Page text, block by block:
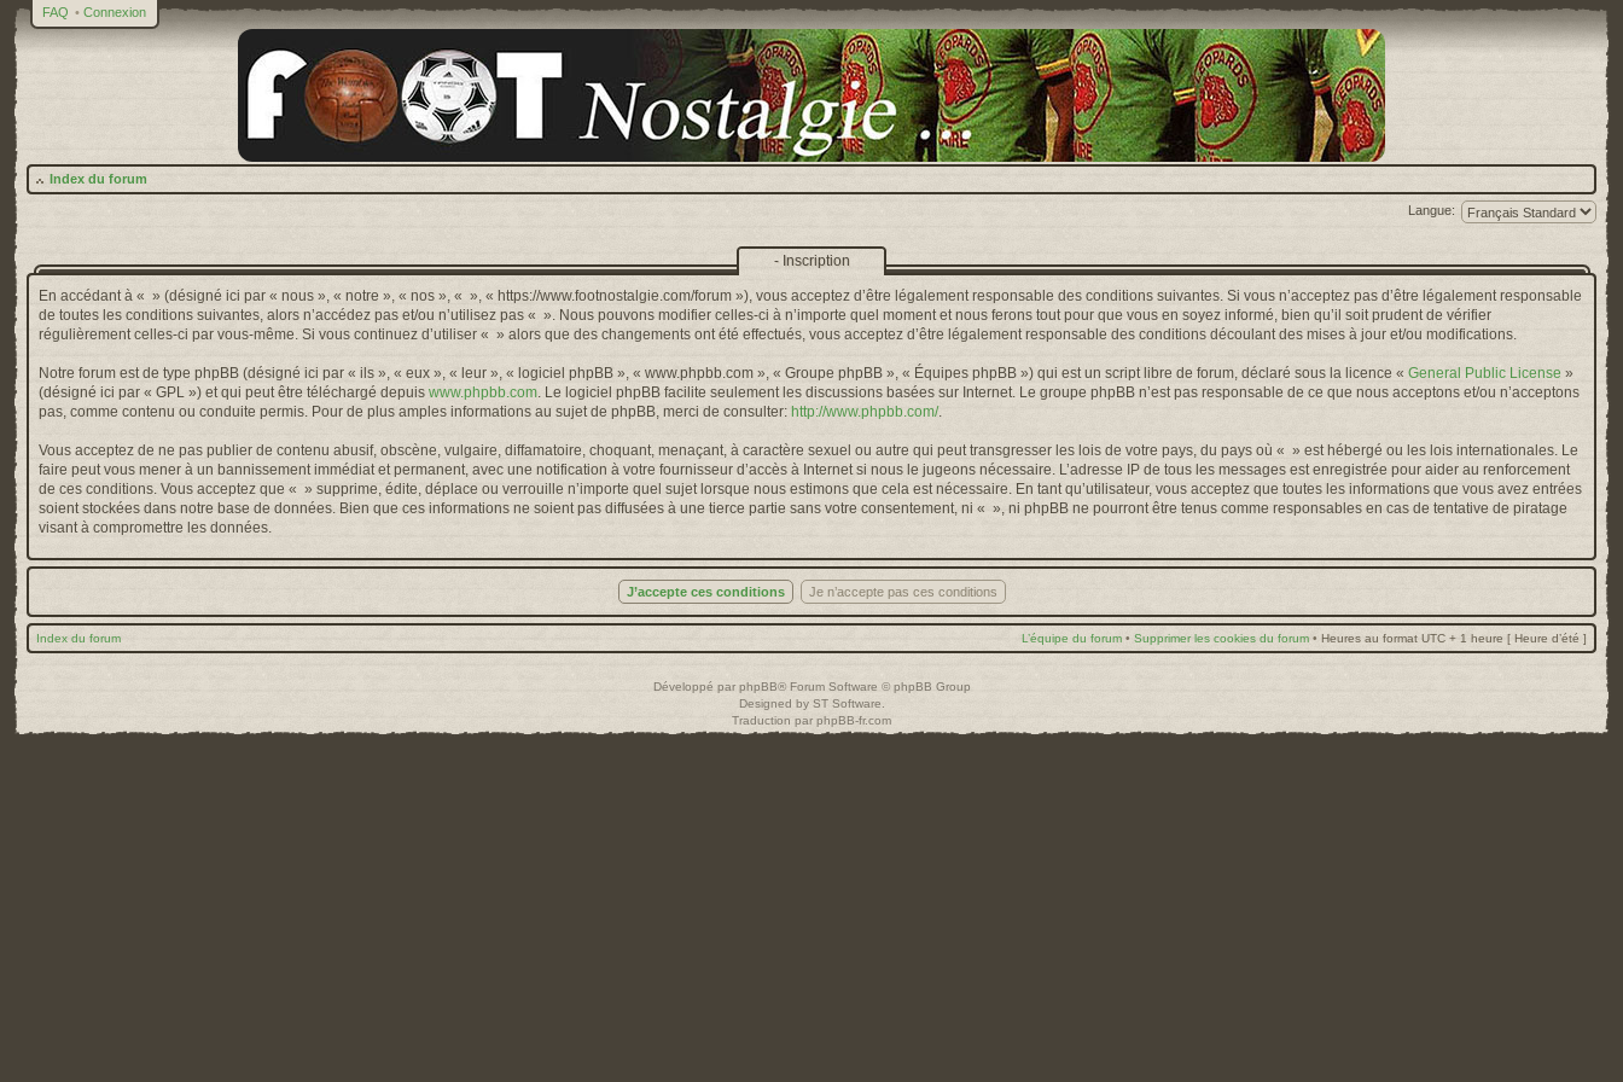
FAQ • Connexion
Index du forum
Langue:
- Inscription
En accédant à « » (désigné ici par « nous », « notre », « nos », « », « https://www.footnostalgie.com/forum »), vous acceptez d’être légalement responsable des conditions suivantes. Si vous n’acceptez pas d’être légalement responsable
de toutes les conditions suivantes, alors n’accédez pas et/ou n’utilisez pas « ». Nous pouvons modifier celles-ci à n’importe quel moment et nous ferons tout pour que vous en soyez informé, bien qu’il soit prudent de vérifier
régulièrement celles-ci par vous-même. Si vous continuez d’utiliser « » alors que des changements ont été effectués, vous acceptez d’être légalement responsable des conditions découlant des mises à jour et/ou modifications.
Notre forum est de type phpBB (désigné ici par « ils », « eux », « leur », « logiciel phpBB », « www.phpbb.com », « Groupe phpBB », « Équipes phpBB ») qui est un script libre de forum, déclaré sous la licence « General Public License »
(désigné ici par « GPL ») et qui peut être téléchargé depuis www.phpbb.com . Le logiciel phpBB facilite seulement les discussions basées sur Internet. Le groupe phpBB n’est pas responsable de ce que nous acceptons et/ou n’acceptons
pas, comme contenu ou conduite permis. Pour de plus amples informations au sujet de phpBB, merci de consulter: http://www.phpbb.com/.
Vous acceptez de ne pas publier de contenu abusif, obscène, vulgaire, diffamatoire, choquant, menaçant, à caractère sexuel ou autre qui peut transgresser les lois de votre pays, du pays où « » est hébergé ou les lois internationales. Le
faire peut vous mener à un bannissement immédiat et permanent, avec une notification à votre fournisseur d’accès à Internet si nous le jugeons nécessaire. L’adresse IP de tous les messages est enregistrée pour aider au renforcement
de ces conditions. Vous acceptez que « » supprime, édite, déplace ou verrouille n’importe quel sujet lorsque nous estimons que cela est nécessaire. En tant qu’utilisateur, vous acceptez que toutes les informations que vous avez entrées
soient stockées dans notre base de données. Bien que ces informations ne soient pas diffusées à une tierce partie sans votre consentement, ni « », ni phpBB ne pourront être tenus comme responsables en cas de tentative de piratage
visant à compromettre les données.
Index du forum L’équipe du forum • Supprimer les cookies du forum • Heures au format UTC + 1 heure [ Heure d’été ]
Développé parphpBB® Forum Software © phpBB Group
Designed by ST Software
Traduction par phpBB-fr.com